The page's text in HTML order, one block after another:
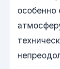
особенно